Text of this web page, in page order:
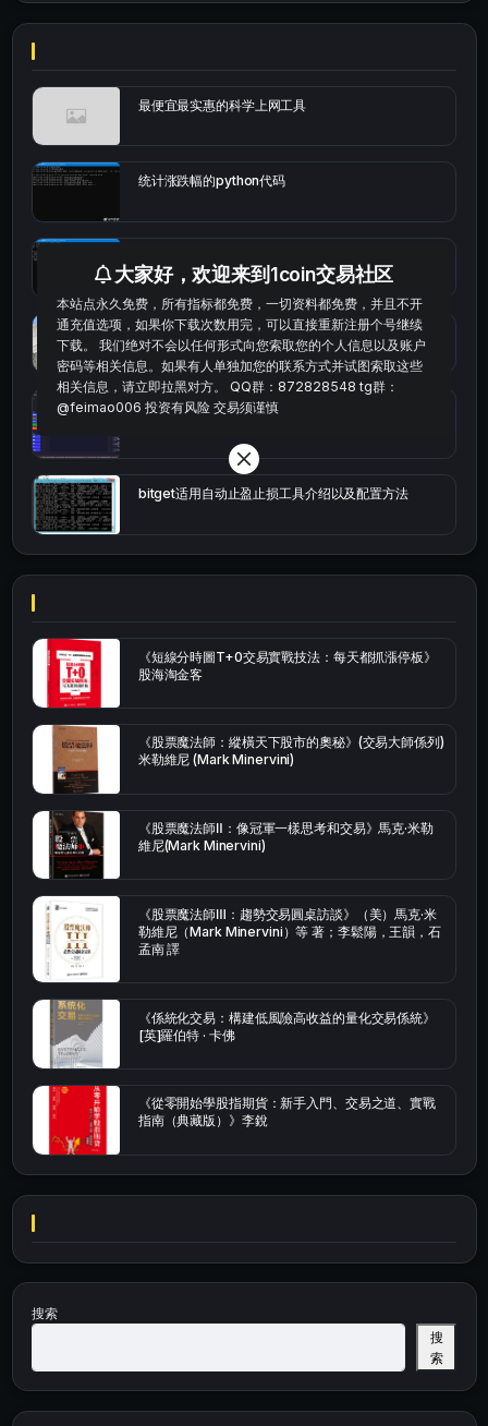
最便宜最实惠的科学上网工具
统计涨跌幅的python代码
bybit安卓端
Multi-indicator Resonance 多指标共振趋势自动交
bitget适用自动止盈止损工具介绍以及配置方法
《短線分時圖T+0交易實戰技法：每天都抓漲停板》
股海淘金客
《股票魔法師：縱橫天下股市的奧秘》(交易大師係列)
米勒維尼 (Mark Minervini)
《股票魔法師Ⅱ：像冠軍一樣思考和交易》馬克·米勒
維尼(Mark Minervini)
《股票魔法師Ⅲ：趨勢交易圓桌訪談》（美）馬克·米
勒維尼（Mark Minervini）等 著；李鬆陽，王韻，石
孟南 譯
《係統化交易：構建低風險高收益的量化交易係統》
[英]羅伯特 · 卡佛
《從零開始學股指期貨：新手入門、交易之道、實戰
指南（典藏版）》李銳
搜索
搜
索
大家好，欢迎来到1coin交易社区
本站点永久免费，所有指标都免费，一切资料都免费，并且不开
通充值选项，如果你下载次数用完，可以直接重新注册个号继续
下载。 我们绝对不会以任何形式向您索取您的个人信息以及账户
密码等相关信息。如果有人单独加您的联系方式并试图索取这些
相关信息，请立即拉黑对方。 QQ群：872828548 tg群：
@feimao006 投资有风险 交易须谨慎